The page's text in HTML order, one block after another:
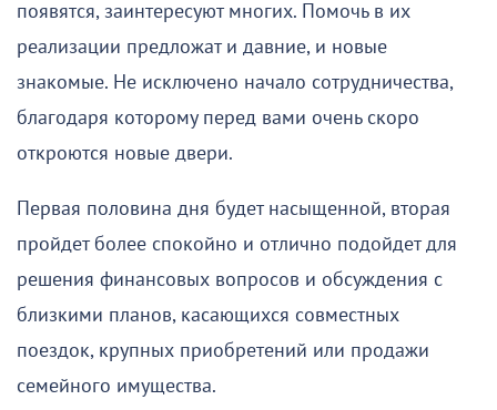
появятся, заинтересуют многих. Помочь в их
реализации предложат и давние, и новые
знакомые. Не исключено начало сотрудничества,
благодаря которому перед вами очень скоро
откроются новые двери.
Первая половина дня будет насыщенной, вторая
пройдет более спокойно и отлично подойдет для
решения финансовых вопросов и обсуждения с
близкими планов, касающихся совместных
поездок, крупных приобретений или продажи
семейного имущества.